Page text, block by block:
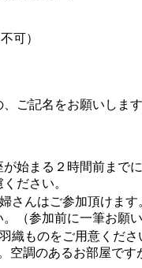
可）
ご記名をお願いします
始まる２時間前まで
ださい。
さんはご参加頂けます
（参加前に一筆お願い
織ものをご用意くださ
空調のあるお部屋で